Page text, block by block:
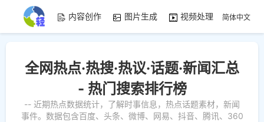
内容创作 图片生成 视频处理 资源素
简体中文
全网热点·热搜·热议·话题·新闻汇总
- 热门搜索排行榜
-- 近期热点数据统计，了解时事信息，热点话题素材，新闻
事件。数据包含百度、头条、微博、网易、抖音、腾讯、360